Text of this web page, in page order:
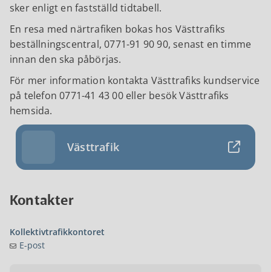
sker enligt en fastställd tidtabell.
En resa med närtrafiken bokas hos Västtrafiks
beställningscentral, 0771-91 90 90, senast en timme
innan den ska påbörjas.
För mer information kontakta Västtrafiks kundservice
på telefon 0771-41 43 00 eller besök Västtrafiks
hemsida.
Västtrafik
Kontakter
Kollektivtrafikkontoret
E-post